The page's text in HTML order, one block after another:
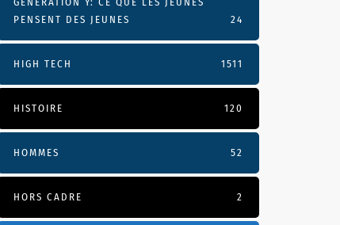
PENSENT DES JEUNES
24
HIGH TECH 1511
HISTOIRE 120
HOMMES 52
HORS CADRE 2